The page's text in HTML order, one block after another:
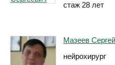
стаж 28 лет
Мазеев
нейрохирург